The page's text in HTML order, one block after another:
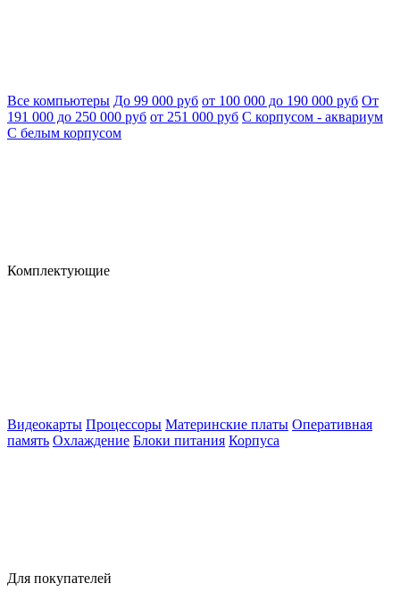
Все компьютеры До 99 000 руб от 100 000 до 190 000 руб От
191 000 до 250 000 руб от 251 000 руб С корпусом - аквариум
С белым корпусом
Комплектующие
Видеокарты Процессоры Материнские платы Оперативная
память Охлаждение Блоки питания Корпуса
Для покупателей